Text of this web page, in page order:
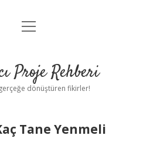
Anasayfa
Yasal Uyarı
menüyü
Proje Rehberi
dönüştüren fikirler!
Tane Yenmeli